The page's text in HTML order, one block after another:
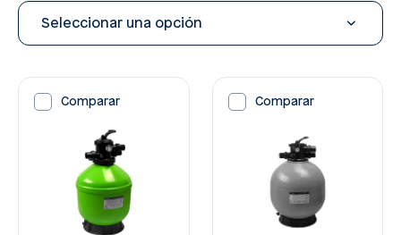
Seleccionar una opción
Comparar Comparar